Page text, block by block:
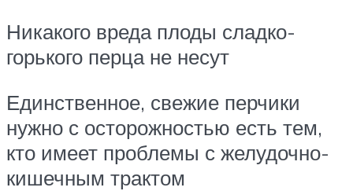
Никакого вреда плоды сладко-
горького перца не несут
Единственное, свежие перчики
нужно с осторожностью есть тем,
кто имеет проблемы с желудочно-
кишечным трактом